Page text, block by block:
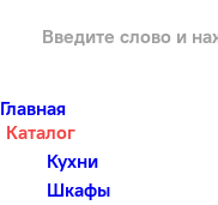
Главная
Каталог
Кухни
Шкафы